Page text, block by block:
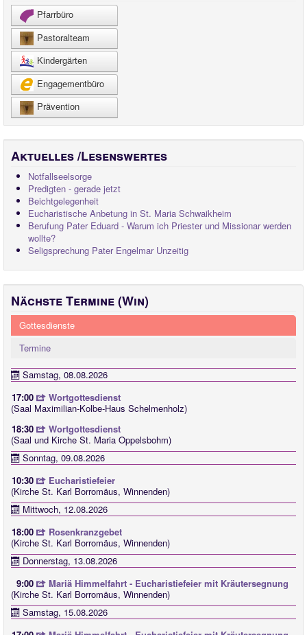
Pfarrbüro
Pastoralteam
Kindergärten
Engagementbüro
Prävention
Aktuelles /Lesenswertes
Notfallseelsorge
Predigten - gerade jetzt
Beichtgelegenheit
Eucharistische Anbetung in St. Maria Schwaikheim
Berufung Pater Eduard - Warum ich Priester und Missionar werden
wollte?
Seligsprechung Pater Engelmar Unzeitig
Nächste Termine (Win)
Gottesdienste
Termine
Samstag, 08.08.2026
17:00
Wortgottesdienst
(Saal Maximilian-Kolbe-Haus Schelmenholz)
18:30
Wortgottesdienst
(Saal und Kirche St. Maria Oppelsbohm)
Sonntag, 09.08.2026
10:30
Eucharistiefeier
(Kirche St. Karl Borromäus, Winnenden)
Mittwoch, 12.08.2026
18:00
Rosenkranzgebet
(Kirche St. Karl Borromäus, Winnenden)
Donnerstag, 13.08.2026
9:00
Mariä Himmelfahrt - Eucharistiefeier mit Kräutersegnung
(Kirche St. Karl Borromäus, Winnenden)
Samstag, 15.08.2026